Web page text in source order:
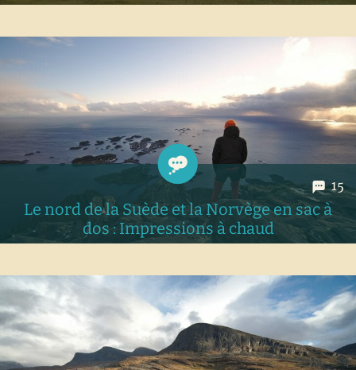
Abisko. 110km de trek en autonomie réalisés en automne
2018
15
Le nord de la Suède et la Norvège en sac à
dos : Impressions à chaud
3 semaines rudes mais belles passées entre la Laponie
suédoise et les Lofoten... voici nos impressions à chaud à la
fin de ce voyage sac au dos en Scandinavie